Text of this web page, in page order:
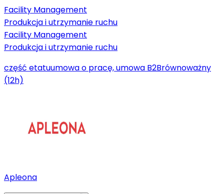
Facility Management
Produkcja i utrzymanie ruchu
Facility Management
Produkcja i utrzymanie ruchu
część etatuumowa o pracę, umowa B2Brównoważny
(12h)
Apleona